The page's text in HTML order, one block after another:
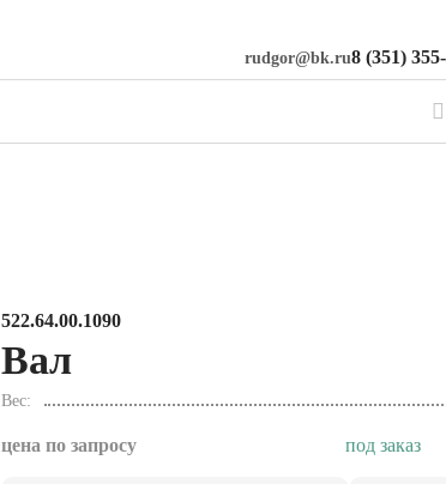
rudgor@bk.ru8 (351)
522.64.00.1090
Вал
Вес
цена по запросу под заказ